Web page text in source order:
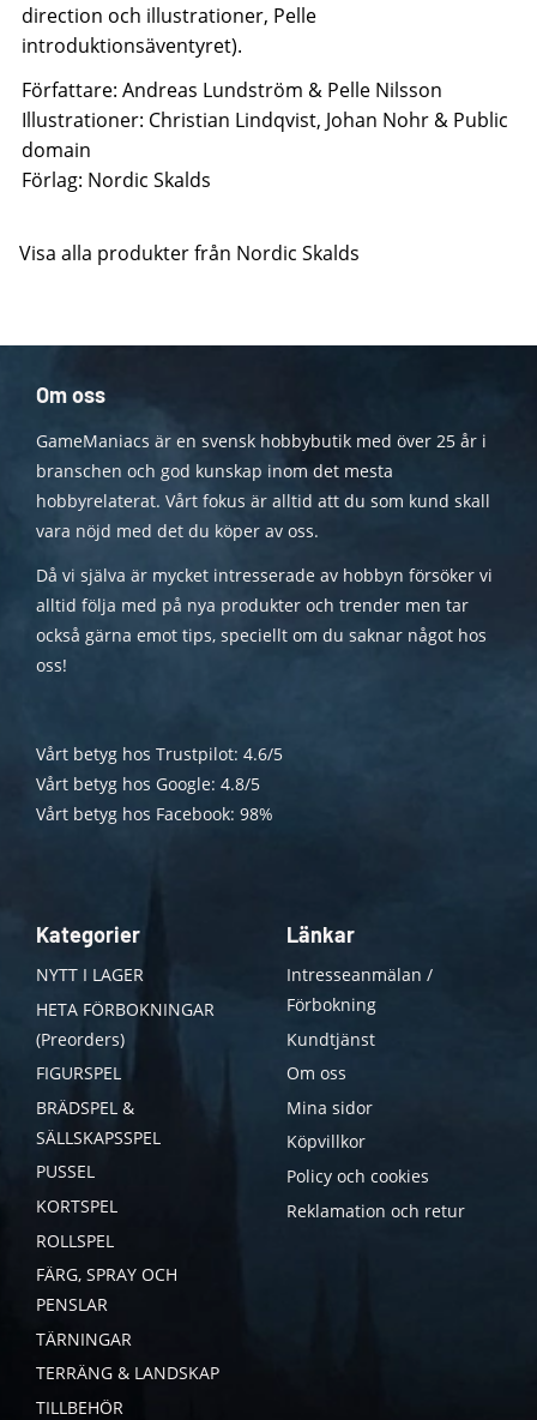
direction och illustrationer, Pelle
introduktionsäventyret).
Författare: Andreas Lundström & Pelle Nilsson
Illustrationer: Christian Lindqvist, Johan Nohr & Public
domain
Förlag: Nordic Skalds
Visa alla produkter från Nordic Skalds
Om oss
GameManiacs är en svensk hobbybutik med över 25 år i
branschen och god kunskap inom det mesta
hobbyrelaterat. Vårt fokus är alltid att du som kund skall
vara nöjd med det du köper av oss.
Då vi själva är mycket intresserade av hobbyn försöker vi
alltid följa med på nya produkter och trender men tar
också gärna emot tips, speciellt om du saknar något hos
oss!
Vårt betyg hos Trustpilot: 4.6/5
Vårt betyg hos Google: 4.8/5
Vårt betyg hos Facebook: 98%
Kategorier
NYTT I LAGER
HETA FÖRBOKNINGAR
(Preorders)
FIGURSPEL
BRÄDSPEL &
SÄLLSKAPSSPEL
PUSSEL
KORTSPEL
ROLLSPEL
FÄRG, SPRAY OCH
PENSLAR
TÄRNINGAR
TERRÄNG & LANDSKAP
TILLBEHÖR
Länkar
Intresseanmälan /
Förbokning
Kundtjänst
Om oss
Mina sidor
Köpvillkor
Policy och cookies
Reklamation och retur